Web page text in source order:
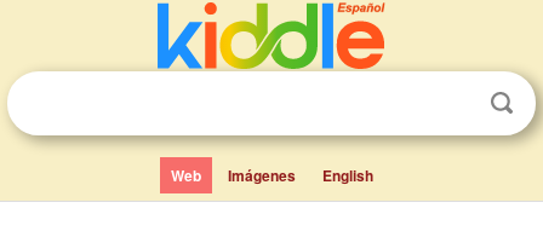
Web Imágenes English